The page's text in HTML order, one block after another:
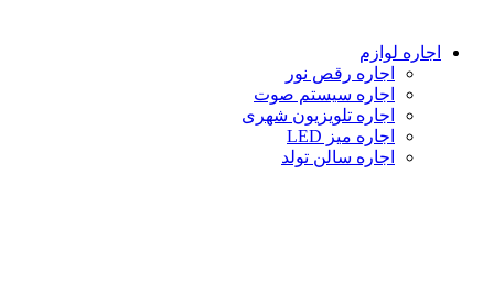
اجاره لوازم
اجاره رقص نور
اجاره سیستم صوت
اجاره تلویزیون شهری
اجاره میز LED
اجاره سالن تولد